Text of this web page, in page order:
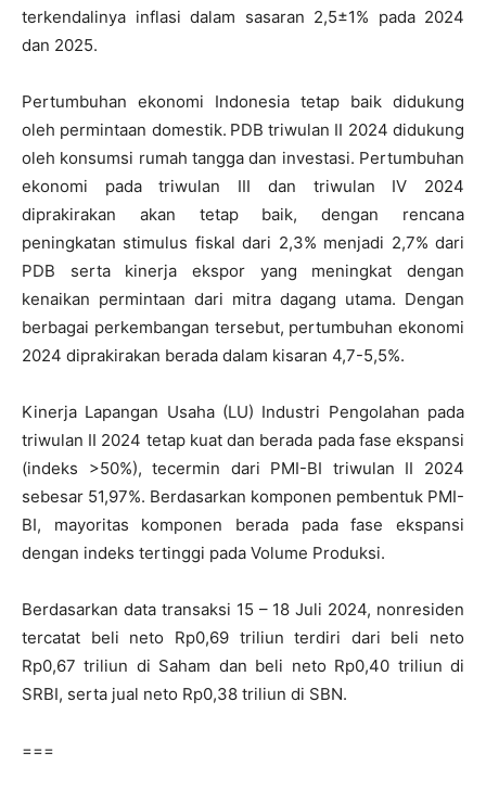
terkendalinya inflasi dalam sasaran 2,5±1% pada 2024
dan 2025.
Pertumbuhan ekonomi Indonesia tetap baik didukung
oleh permintaan domestik. PDB triwulan II 2024 didukung
oleh konsumsi rumah tangga dan investasi. Pertumbuhan
ekonomi pada triwulan III dan triwulan IV 2024
diprakirakan akan tetap baik, dengan rencana
peningkatan stimulus fiskal dari 2,3% menjadi 2,7% dari
PDB serta kinerja ekspor yang meningkat dengan
kenaikan permintaan dari mitra dagang utama. Dengan
berbagai perkembangan tersebut, pertumbuhan ekonomi
2024 diprakirakan berada dalam kisaran 4,7-5,5%.
Kinerja Lapangan Usaha (LU) Industri Pengolahan pada
triwulan II 2024 tetap kuat dan berada pada fase ekspansi
(indeks >50%), tecermin dari PMI-BI triwulan II 2024
sebesar 51,97%. Berdasarkan komponen pembentuk PMI-
BI, mayoritas komponen berada pada fase ekspansi
dengan indeks tertinggi pada Volume Produksi.
Berdasarkan data transaksi 15 – 18 Juli 2024, nonresiden
tercatat beli neto Rp0,69 triliun terdiri dari beli neto
Rp0,67 triliun di Saham dan beli neto Rp0,40 triliun di
SRBI, serta jual neto Rp0,38 triliun di SBN.
===